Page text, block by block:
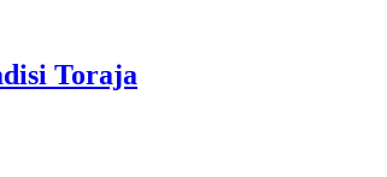
Toraja